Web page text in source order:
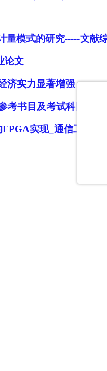
量模式的研究-----文献
论文
济实力显著增强
考书目及考试科目_郑
实现_通信工程毕